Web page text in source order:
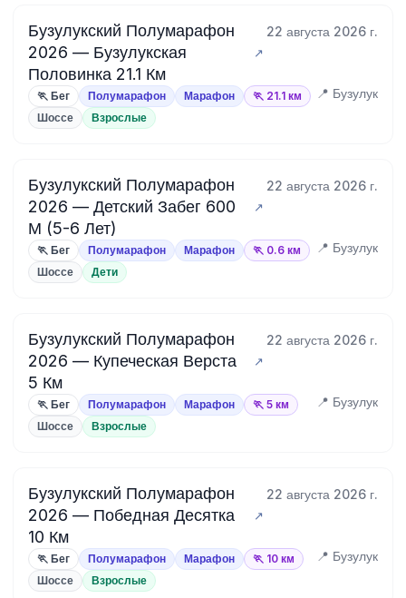
Бузулукский Полумарафон
2026 — Бузулукская
Половинка 21.1 Км
22 августа 2026 г.
🏃 Бег Полумарафон Марафон 🏃 21.1 км 📍 Бузулук
Шоссе Взрослые
Бузулукский Полумарафон
2026 — Детский Забег 600
М (5-6 Лет)
22 августа 2026 г.
🏃 Бег Полумарафон Марафон 🏃 0.6 км 📍 Бузулук
Шоссе Дети
Бузулукский Полумарафон
2026 — Купеческая Верста
5 Км
22 августа 2026 г.
🏃 Бег Полумарафон Марафон 🏃 5 км 📍 Бузулук
Шоссе Взрослые
Бузулукский Полумарафон
2026 — Победная Десятка
10 Км
22 августа 2026 г.
🏃 Бег Полумарафон Марафон 🏃 10 км 📍 Бузулук
Шоссе Взрослые